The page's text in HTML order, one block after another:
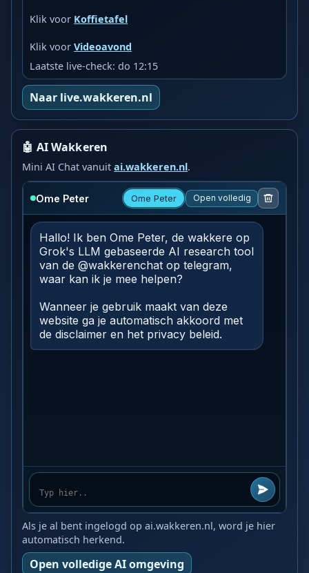
Klik voor Koffietafel
Klik voorVideoavond
Laatste live-check: do 12:15
Naar live.wakkeren.nl
🤖 AI Wakkeren
Mini AI Chat vanuitai.wakkeren.nl.
Als je al bent ingelogd op ai.wakkeren.nl, word je hier
automatisch herkend.
Open volledige AI omgeving